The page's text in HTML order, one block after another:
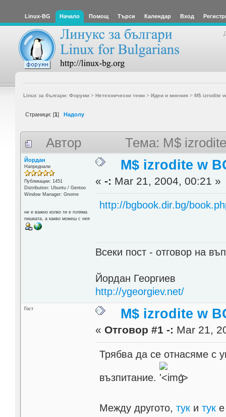
Linux-BG Начало Помощ Търси Календар Вход
Linux за българи: Форуми> Нетехнически теми> Идеи и мнения > M$ izrodite
Страници: [1] Надолу
Автор Тема: M$
Йордан
Напреднали
Публикации: 1451
Distribution: Ubuntu / Gentoo
Window Manager: Gnome
не е важно колко ти е голяма
пишката, а какво можеш с нея
M$ izrodite w
«-: Mar 21, 2004, 00:21 »
http://bgbook.dir.bg/
Всеки пост - отговор на
Йордан Георгиев
http://ygeorgiev.net/
Гост M$ izrodite w
« Отговор #1 -: Mar 21,
Трябва да се отнасяме с
възпитание. '>
Между другото,тук итук